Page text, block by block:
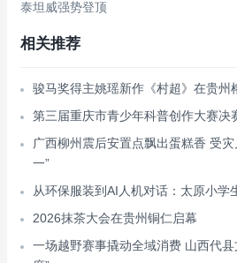
泰坦威强势登顶
相关推荐
骏马奖得主姚瑶新作《村超》在贵州
第三届重庆市青少年科普创作大赛决
广西柳州震后安置点飘出蛋糕香 受
一”
从环保服装到AI人机对话：太原小学
2026抹茶大会在贵州铜仁启幕
一场越野赛事撬动全域消费 山西代